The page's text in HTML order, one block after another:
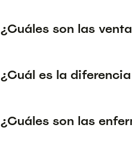
¿Cuáles son las
¿Cuál es la
¿Cuáles son las